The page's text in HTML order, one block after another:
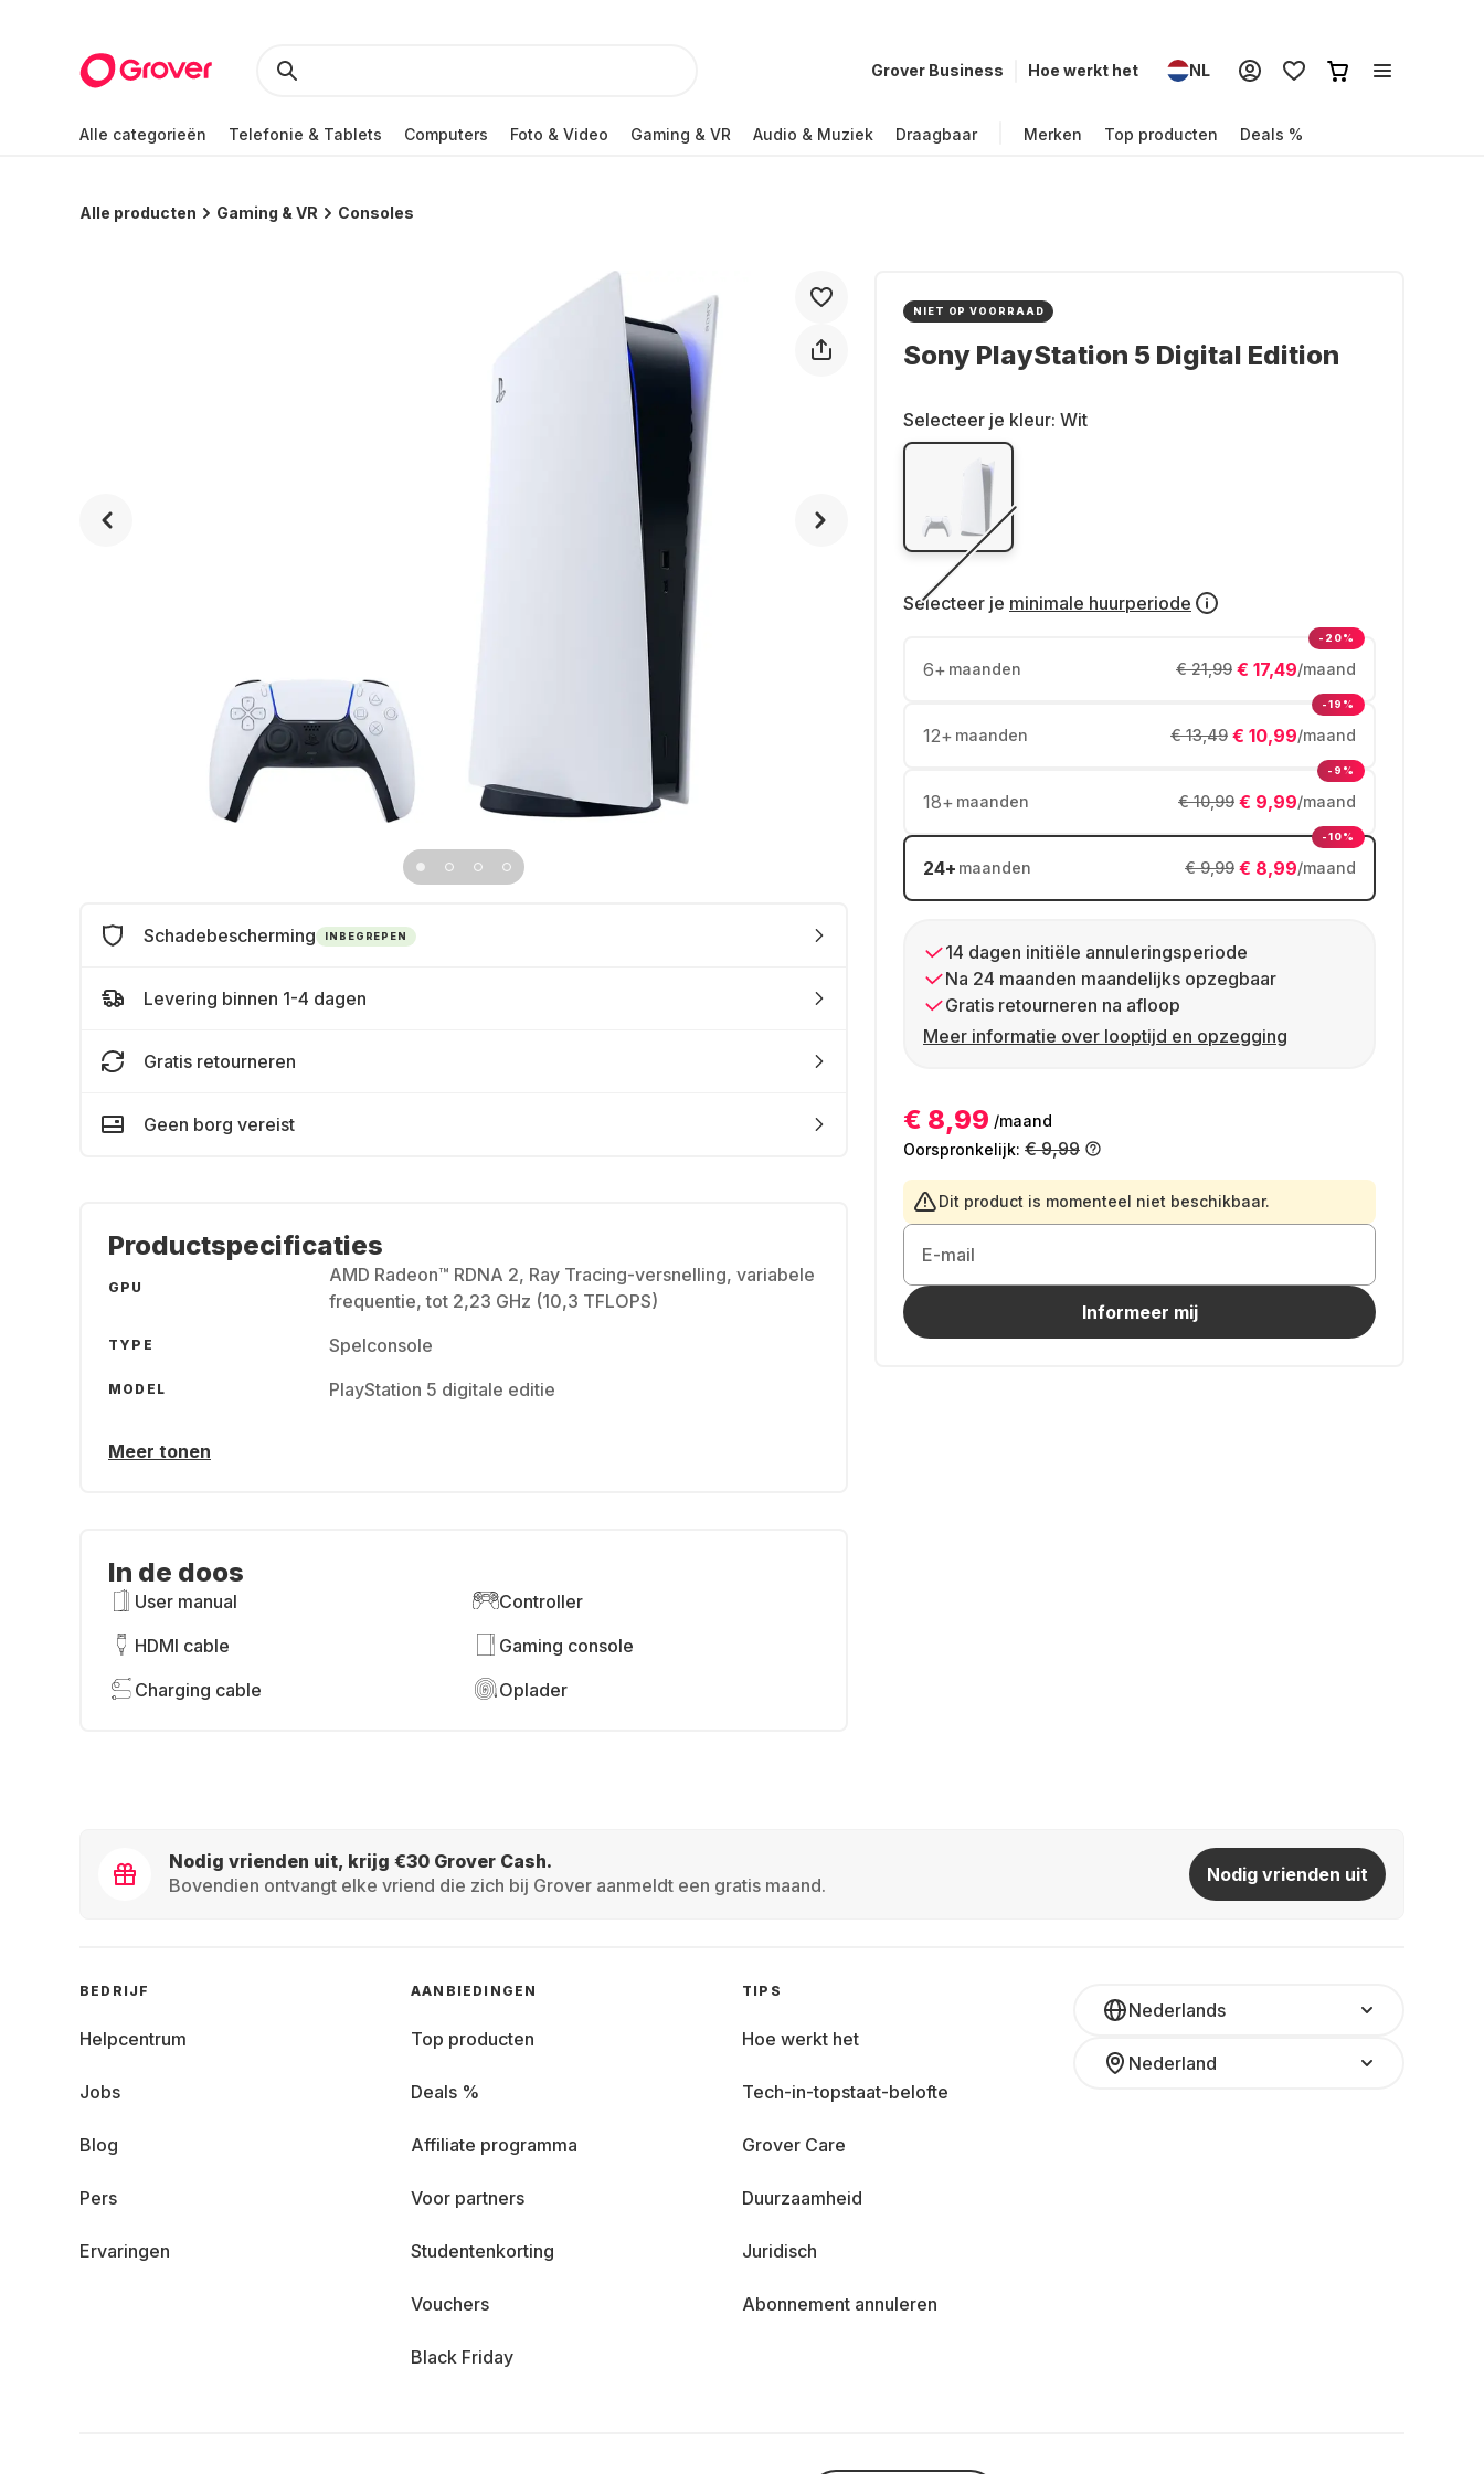
Grover Business Hoe werkt het NL
Alle categorieën Telefonie & Tablets Computers Foto & Video Gaming & VR Audio & Muziek Draagbaar Merken Top producten Deals %
Alle producten Gaming & VR Consoles
NIET OP VOORRAAD
Sony PlayStation 5 Digital Edition
Selecteer je kleur: Wit
Selecteer je minimale huurperiode
6+ maanden € 17,49/maand
€ 21,99
-20%
12+ maanden € 10,99/maand
€ 13,49
-19%
18+ maanden € 9,99/maand
€ 10,99
-9%
24+ maanden € 8,99/maand
€ 9,99
-10%
14 dagen initiële annuleringsperiode
Na 24 maanden maandelijks opzegbaar
Gratis retourneren na afloop
Meer informatie over looptijd en opzegging
€ 8,99 /maand
Oorspronkelijk: € 9,99
Dit product is momenteel niet beschikbaar.
E-mail
Informeer mij
Schadebescherming INBEGREPEN
Levering binnen 1-4 dagen
Gratis retourneren
Geen borg vereist
Productspecificaties
GPU
AMD Radeon™ RDNA 2, Ray Tracing-versnelling, variabele
frequentie, tot 2,23 GHz (10,3 TFLOPS)
TYPE Spelconsole
MODEL PlayStation 5 digitale editie
Meer tonen
In de doos
User manual
Controller
HDMI cable
Gaming console
Charging cable
Oplader
Nodig vrienden uit, krijg €30 Grover Cash.
Bovendien ontvangt elke vriend die zich bij Grover aanmeldt een gratis maand.
Nodig vrienden uit
Nederlands
Nederland
BEDRIJF
Helpcentrum
Jobs
Blog
Pers
Ervaringen
AANBIEDINGEN
Top producten
Deals %
Affiliate programma
Voor partners
Studentenkorting
Vouchers
Black Friday
TIPS
Hoe werkt het
Tech-in-topstaat-belofte
Grover Care
Duurzaamheid
Juridisch
Abonnement annuleren